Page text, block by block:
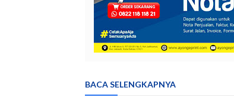
BACA SELENGKAPNYA